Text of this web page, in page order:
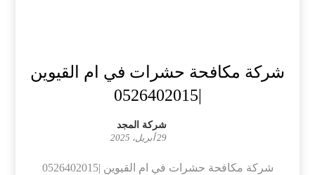
شركة مكافحة حشرات في ام القيوين
شركة المجد
29 أبريل، 2025
شركة مكافحة حشرات في ام القيوين |0526402015